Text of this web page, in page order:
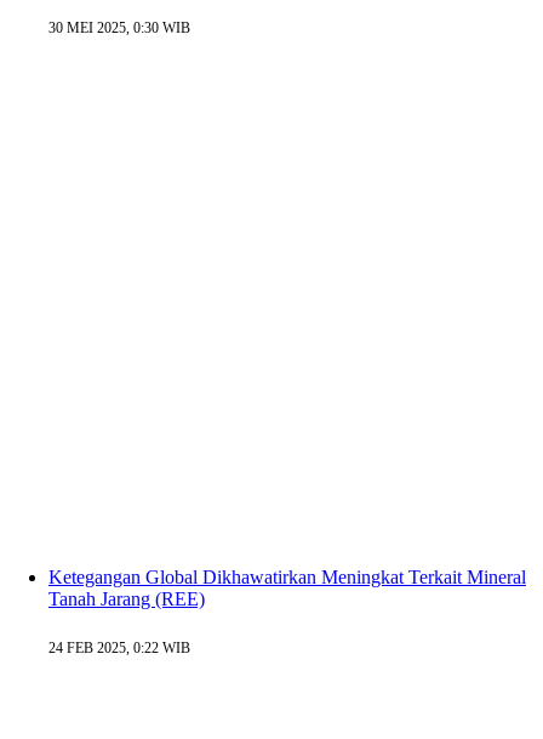
30 MEI 2025, 0:30 WIB
Ketegangan Global Dikhawatirkan Meningkat Terkait Mineral
Tanah Jarang (REE)
24 FEB 2025, 0:22 WIB